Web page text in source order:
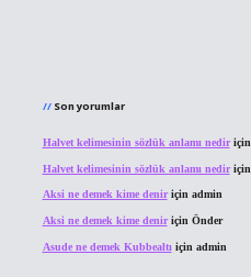
Son yorumlar
Halvet kelimesinin sözlük anlamı nediriçin
Halvet kelimesinin sözlük anlamı nediriçin
Aksi ne demek kime deniriçin admin
Aksi ne demek kime deniriçin Önder
Asude ne demek Kubbealtı için admin